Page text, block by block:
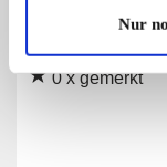
Nur
0 x gemerkt